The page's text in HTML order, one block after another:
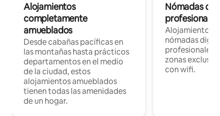
Alojamientos
completamente
amueblados
Desde cabañas pacíficas en
las montañas hasta prácticos
departamentos en el medio
de la ciudad, estos
alojamientos amueblados
tienen todas las amenidades
de un hogar.
Nómadas
Alojamientos
nómadas
profesionales
zonas
con wifi.